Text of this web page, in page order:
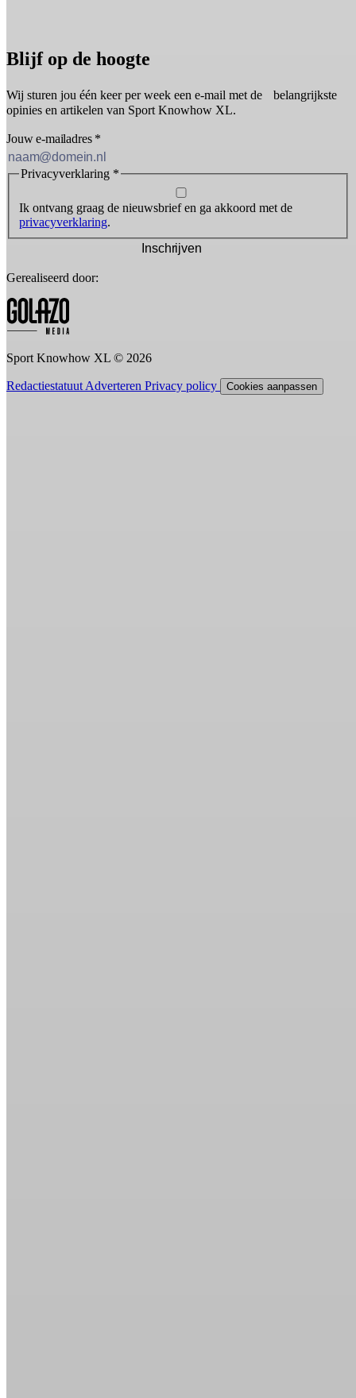
Blijf op de hoogte
Wij sturen jou één keer per week een e-mail met de belangrijkste
opinies en artikelen van Sport Knowhow XL.
Jouw e-mailadres *
Privacyverklaring *
Ik ontvang graag de nieuwsbrief en ga akkoord met de
privacyverklaring.
Inschrijven
Gerealiseerd door:
Sport Knowhow XL © 2026
Redactiestatuut Adverteren Privacy policy Cookies aanpassen